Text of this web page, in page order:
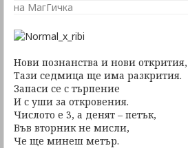
на МагГичка
Нови познанства и нови открития,
Тази седмица ще има разкрития.
Запаси се с търпение
И с уши за откровения.
Числото е 3, а денят – петък,
Във вторник не мисли,
Че ще минеш метър.